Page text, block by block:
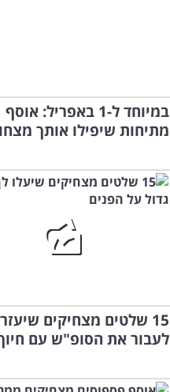
במיוחד ל-1 באפריל: אוסף
מתיחות שיפילו אותך
15 שלטים מצחיקים
לעבור את הסופ"ש עם